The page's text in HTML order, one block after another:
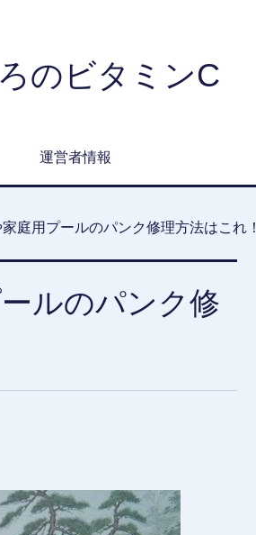
のビタミンC
運営者情報
庭用プールのパンク修理方法はこれ！
ルのパンク修